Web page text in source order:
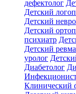
дефектолог
Детский
Детский
Детский
психиатр
Детский
уролог
Диабетолог
Клинический